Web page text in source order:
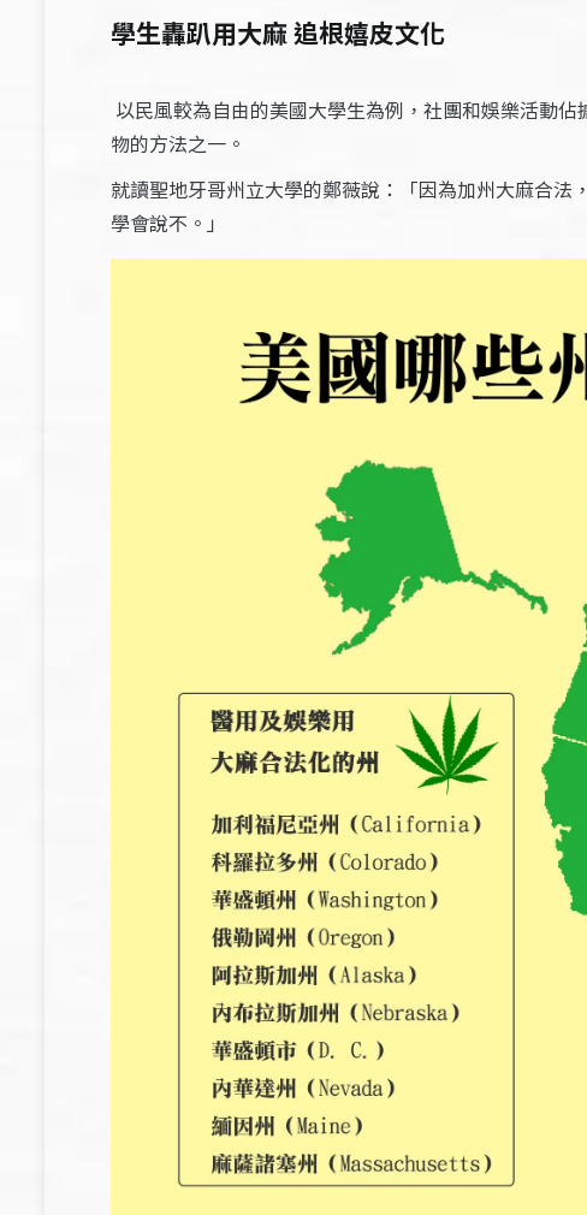
學生轟趴用大麻 追根嬉皮文化
以民風較為自由的美國大學生為例，社團和娛樂活動
物的方法之一。
就讀聖地牙哥州立大學的鄭薇說：「因為加州大麻合
學會說不。」